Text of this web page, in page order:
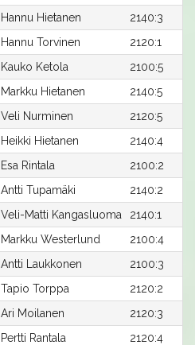
Hannu Hietanen
2140:3
Hannu Torvinen
2120:1
Kauko Ketola
2100:5
Markku Hietanen
2140:5
Veli Nurminen
2120:5
Heikki Hietanen
2140:4
Esa Rintala
2100:2
Antti Tupamäki
2140:2
Veli-Matti Kangasluoma
2140:1
Markku Westerlund
2100:4
Antti Laukkonen
2100:3
Tapio Torppa
2120:2
Ari Moilanen
2120:3
Pertti Rantala
2120:4